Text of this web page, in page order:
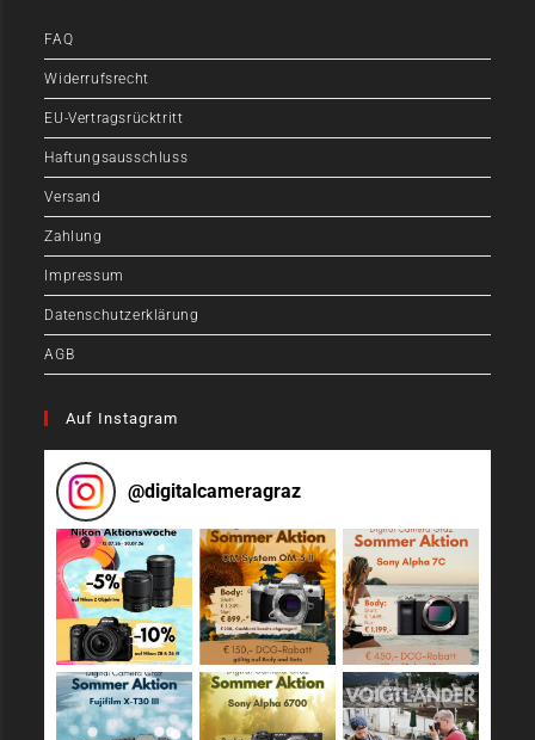
FAQ
Widerrufsrecht
EU-Vertragsrücktritt
Haftungsausschluss
Versand
Zahlung
Impressum
Datenschutzerklärung
AGB
Auf Instagram
@digitalcameragraz